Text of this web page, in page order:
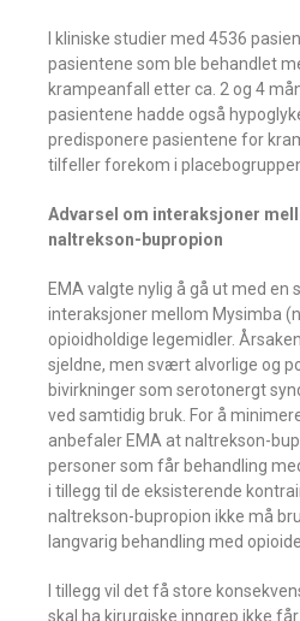
I kliniske studier med 4536
pasientene som ble behandlet
krampeanfall etter ca. 2 og 4
pasientene hadde også
predisponere pasientene for
tilfeller forekom i
Advarsel om interaksjoner
naltrekson-bupropion
EMA valgte nylig å gå ut med en
interaksjoner mellom Mysimba
opioidholdige legemidler.
sjeldne, men svært alvorlige og
bivirkninger som serotonergt
ved samtidig bruk. For å
anbefaler EMA at naltrekson-
personer som får behandling
i tillegg til de eksisterende
naltrekson-bupropion ikke må
langvarig behandling med
I tillegg vil det få store
skal ha kirurgiske inngrep ikke